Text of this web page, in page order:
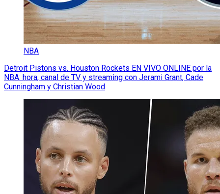
NBA
Detroit Pistons vs. Houston Rockets EN VIVO ONLINE por la
NBA: hora, canal de TV y streaming con Jerami Grant, Cade
Cunningham y Christian Wood